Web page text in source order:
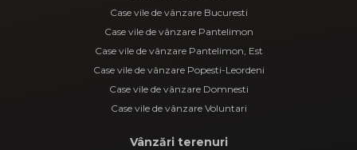
Case vile de vânzare Bucuresti
Case vile de vânzare Pantelimon
Case vile de vânzare Pantelimon, Est
Case vile de vânzare Popesti-Leordeni
Case vile de vânzare Domnesti
Case vile de vânzare Voluntari
Vânzări terenuri